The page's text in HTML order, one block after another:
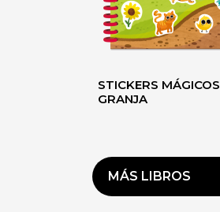
STICKERS MÁGICOS
GRANJA
MÁS LIBROS